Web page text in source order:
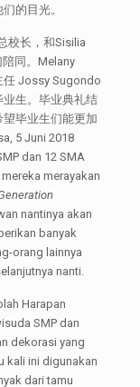
的目光。
校长，和Sisilia
同。Melany
任 Jossy Sugondo
生。毕业典礼结
毕业生们能更加
5 Juni 2018
dan 12 SMA
merayakan
nantinya akan
banyak
orang lainnya
nanti.
Harapan
SMP dan
dekorasi yang
kali ini digunakan
dari tamu